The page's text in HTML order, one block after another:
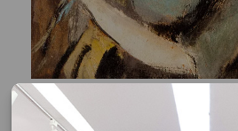
Maria Leontina